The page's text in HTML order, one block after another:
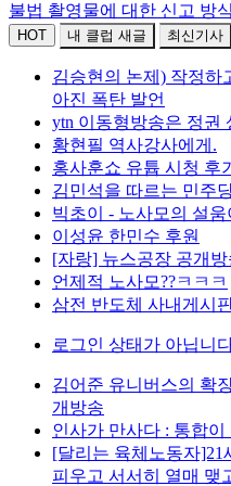
불법 촬영물에 대한 신고 방
HOT 내 클럽 새글 최신기사
김승현의 논제) 작정하
아진 폭탄 발언
ytn 이동형방송은 정권
황현필 역사강사에게.
홍사훈쇼 유튭 시청 후
김민석을 따르는 민주
빅초이 - 노사모의 설
이성윤 한민수 후원
[자랑] 뉴스공장 공개
언제적 노사모??ㅋㅋㅋ
삼전 반도체 사내게시
로그인 상태가 아닙니
김어준 유니버스의 확
개방송
인사가 만사다 : 통합
[달리는 육체노동자]21
피우고 서서히 열매 맺